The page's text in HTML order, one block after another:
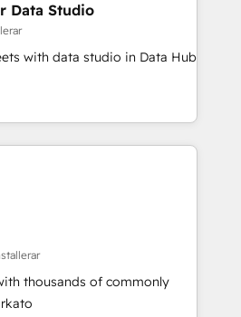
Data Studio
with data studio in Data Hub
thousands of commonly